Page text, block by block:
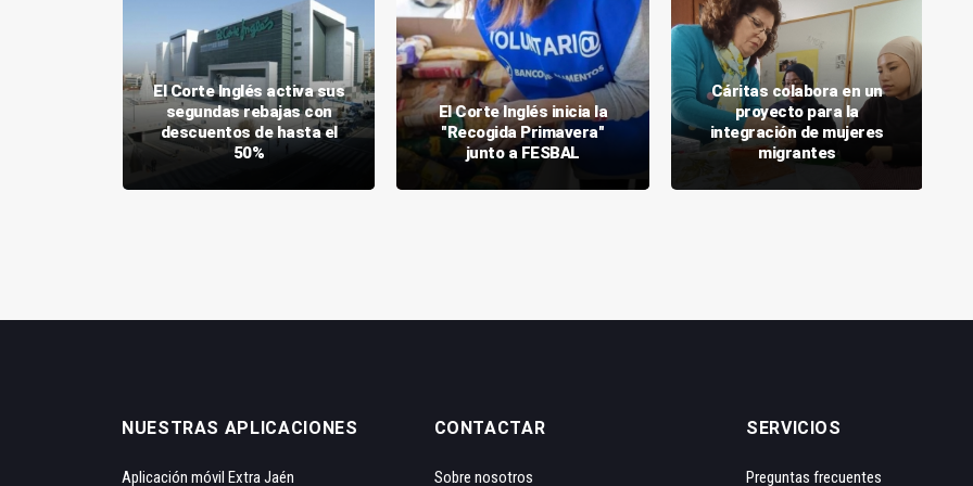
El Corte Inglés activa sus
segundas rebajas con
descuentos de hasta el
50%
El Corte Inglés inicia la
"Recogida Primavera"
junto a FESBAL
Cáritas colabora en un
proyecto para la
integración de mujeres
migrantes
NUESTRAS APLICACIONES
Aplicación móvil Extra Jaén
CONTACTAR
Sobre nosotros
SERVICIOS
Preguntas frecuentes